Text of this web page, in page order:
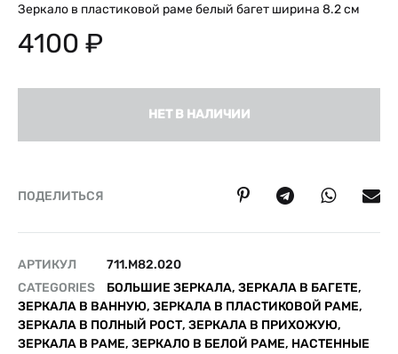
Зеркало в пластиковой раме белый багет ширина 8.2 см
4100 ₽
НЕТ В НАЛИЧИИ
ПОДЕЛИТЬСЯ
АРТИКУЛ
711.M82.020
CATEGORIES
БОЛЬШИЕ ЗЕРКАЛА, ЗЕРКАЛА В БАГЕТЕ,
ЗЕРКАЛА В ВАННУЮ, ЗЕРКАЛА В ПЛАСТИКОВОЙ РАМЕ,
ЗЕРКАЛА В ПОЛНЫЙ РОСТ, ЗЕРКАЛА В ПРИХОЖУЮ,
ЗЕРКАЛА В РАМЕ, ЗЕРКАЛО В БЕЛОЙ РАМЕ, НАСТЕННЫЕ